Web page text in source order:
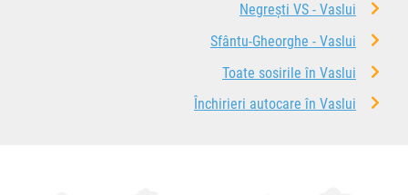
Negrești VS - Vaslui
Sfântu-Gheorghe - Vaslui
Toate sosirile în Vaslui
Închirieri autocare în Vaslui